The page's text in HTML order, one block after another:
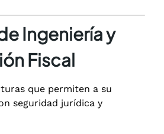
Ingeniería y
Fiscal
que permiten a su
seguridad jurídica y